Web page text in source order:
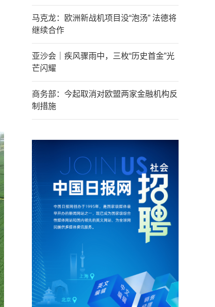
马克龙：欧洲新战机项目没“泡汤” 法德将
继续合作
亚沙会｜疾风骤雨中，三枚“历史首金”光
芒闪耀
商务部：今起取消对欧盟两家金融机构反
制措施